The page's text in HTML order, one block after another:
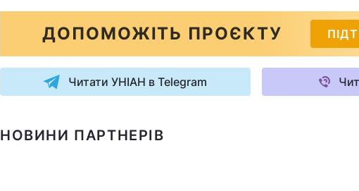
ДОПОМОЖІТЬ ПРОЄКТУ
Читати УНІАН в Telegram
НОВИНИ ПАРТНЕРІВ